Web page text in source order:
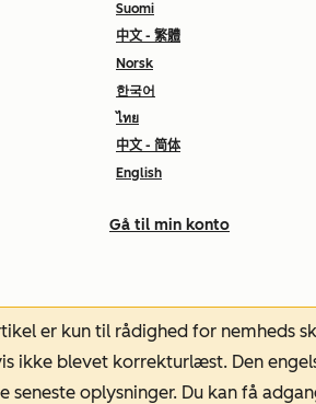
Suomi
中文 - 繁體
Norsk
한국어
ไทย
中文 - 简体
English
Gå til min konto
er kun til rådighed for nemheds
ikke blevet korrekturlæst. Den
oplysninger. Du kan få